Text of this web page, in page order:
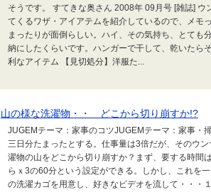
そうです。 すてきな奥さん 2008年 09月号 [雑誌]
てくるワザ・アイアテムを紹介しているので、メモ
まったりが面倒らしい。ハイ、その気持ち、とても
納にしたくらいです。ハンガーで干して、乾いたら
利なアイテム 【見切処分】洋服た...
山の様な洗濯物・・ どこから切り崩すか!?
JUGEMテーマ：家事のコツJUGEMテーマ：家事・
三日分たまったとする。仕事量は3倍だが、そのウ
濯物の山をどこから切り崩すか？まず、要する時間
らｘ3の60分という設定ができる。しかし、これを
の洗濯カゴを用意し、好きなビデオを流して・・・